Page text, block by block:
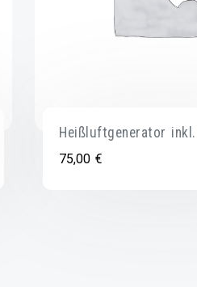
Heißluftgenerator
75,00€